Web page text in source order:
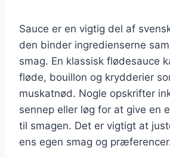
Sauce er en vigtig del af
den binder ingredienserne
smag. En klassisk flødesauce
fløde, bouillon og krydderier
muskatnød. Nogle opskrifter
sennep eller løg for at give en
til smagen. Det er vigtigt at
ens egen smag og